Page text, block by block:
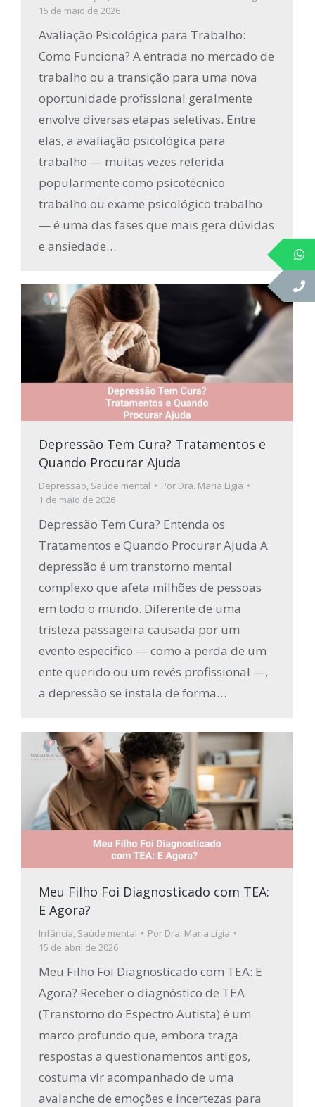
15 de maio de 2026
Avaliação Psicológica para Trabalho:
Como Funciona? A entrada no mercado de
trabalho ou a transição para uma nova
oportunidade profissional geralmente
envolve diversas etapas seletivas. Entre
elas, a avaliação psicológica para
trabalho — muitas vezes referida
popularmente como psicotécnico
trabalho ou exame psicológico trabalho
— é uma das fases que mais gera dúvidas
e ansiedade…
Depressão Tem Cura? Tratamentos e
Quando Procurar Ajuda
Depressão Saúde mental Por Dra. Maria Ligia
1 de maio de 2026
Depressão Tem Cura? Entenda os
Tratamentos e Quando Procurar Ajuda A
depressão é um transtorno mental
complexo que afeta milhões de pessoas
em todo o mundo. Diferente de uma
tristeza passageira causada por um
evento específico — como a perda de um
ente querido ou um revés profissional —,
a depressão se instala de forma…
Meu Filho Foi Diagnosticado com TEA:
E Agora?
Infância Saúde mental Por Dra. Maria Ligia
15 de abril de 2026
Meu Filho Foi Diagnosticado com TEA: E
Agora? Receber o diagnóstico de TEA
(Transtorno do Espectro Autista) é um
marco profundo que, embora traga
respostas a questionamentos antigos,
costuma vir acompanhado de uma
avalanche de emoções e incertezas para